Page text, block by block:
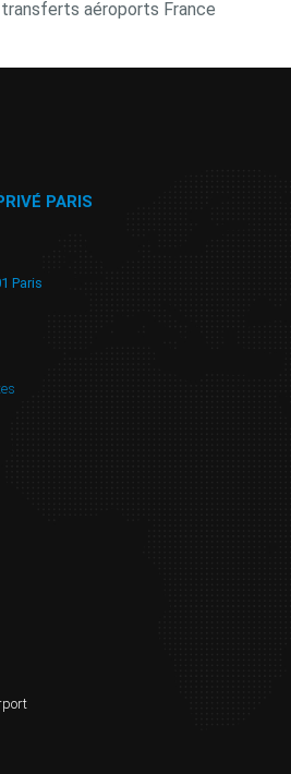
aéroports France
PARIS
Paris